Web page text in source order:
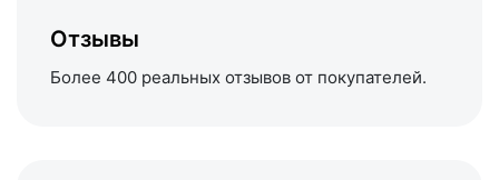
Отзывы
Более 400 реальных отзывов от покупателей.